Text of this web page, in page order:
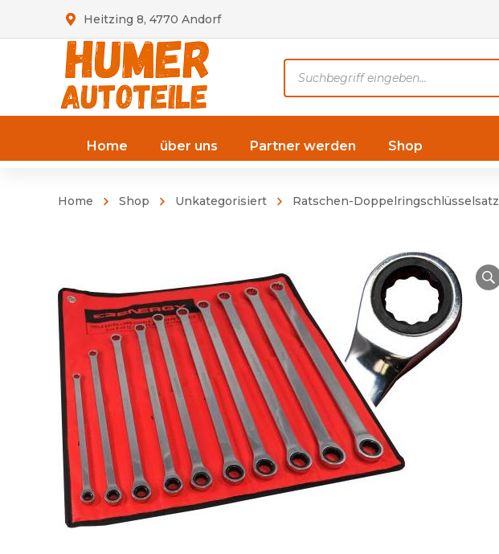
Heitzing 8, 4770 Andorf
search
Home über uns Partner werden Shop
Home Shop Unkategorisiert Ratschen-Doppelringschlüsselsatz